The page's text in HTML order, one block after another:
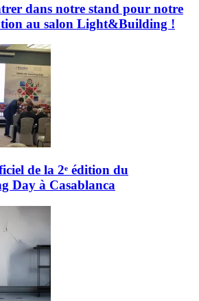
dans notre stand pour notre
au salon Light&Building !
de la 2ᵉ édition du
Day à Casablanca